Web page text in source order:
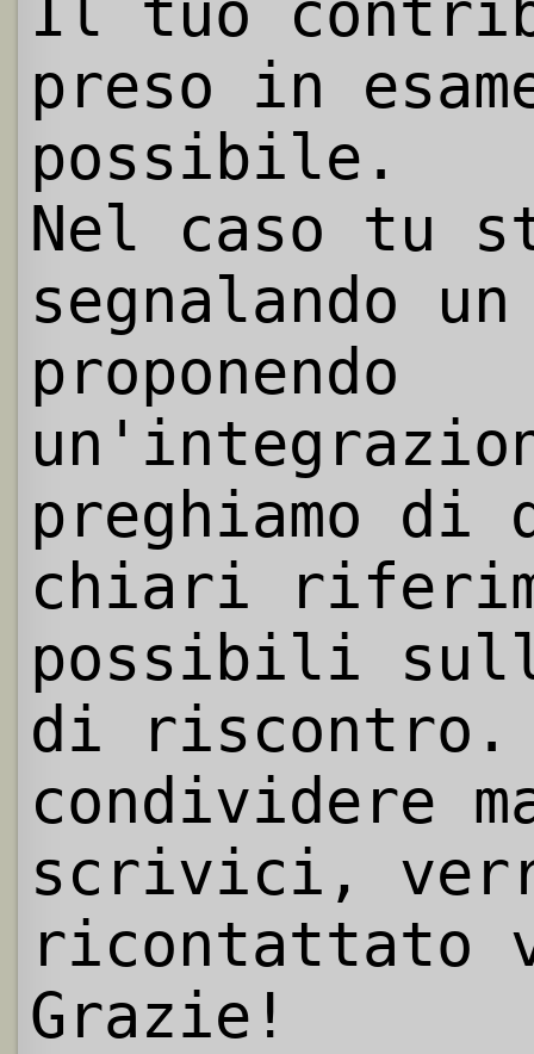
Il tuo
preso in
possibile.
Nel caso tu
segnalando
proponendo
preghiamo
chiari
possibili
di riscontro.
condividere
scrivici,
ricontattato
Grazie!